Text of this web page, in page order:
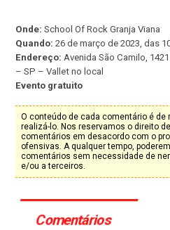
Onde: School Of Rock Granja Viana
Quando: 26 de março de 2023, das
Endereço: Avenida São Camilo,
– SP – Vallet no local
Evento gratuito
O conteúdo de cada comentário é de
realizá-lo. Nos reservamos o direito
comentários em desacordo com o
ofensivas. A qualquer tempo,
comentários sem necessidade de
e/ou a terceiros.
Comentários